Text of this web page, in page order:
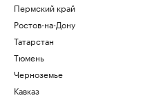
Пермский край
Ростов-на-Дону
Татарстан
Тюмень
Черноземье
Кавказ